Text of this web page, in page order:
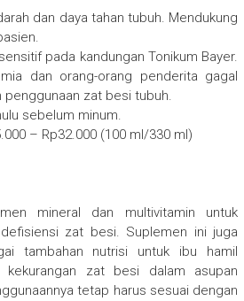
dan daya tahan tubuh. Mendukung
pada kandungan Tonikum Bayer.
dan orang-orang penderita gagal
penggunaan zat besi tubuh.
sebelum minum.
– Rp32.000 (100 ml/330 ml)
mineral dan multivitamin untuk
zat besi. Suplemen ini juga
tambahan nutrisi untuk ibu hamil
zat besi dalam asupan
tetap harus sesuai dengan